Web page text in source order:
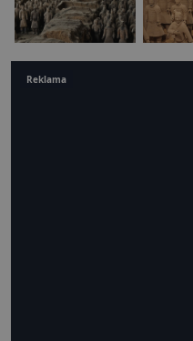
Reklama